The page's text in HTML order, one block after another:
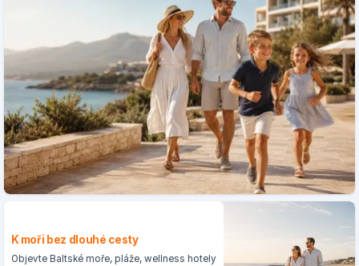
K moři bez dlouhé cesty
Objevte Baltské moře, pláže, wellness hotely